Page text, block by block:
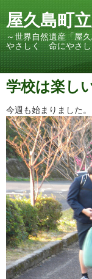
屋久島町
～世界自然遺産「
やさしく 命にやさ
学校は楽し
今週も始まりました。